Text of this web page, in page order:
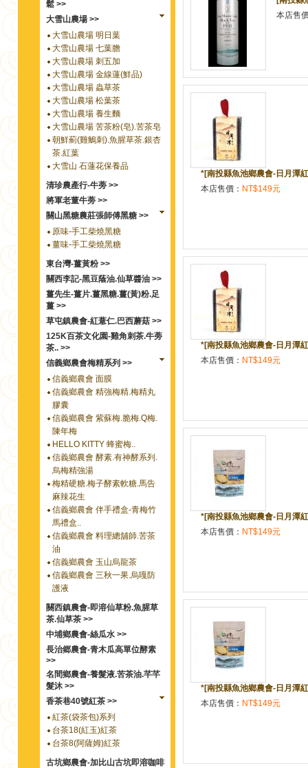
鬆 >>
大雪山農場 >>
大雪山農場 明日葉
大雪山農場 七葉膽
大雪山農場 刺五加
大雪山農場 金線蓮(鮮品)
大雪山農場 蟲草茶
大雪山農場 松葉茶
大雪山農場 養生麵
大雪山農場 苦茶粉(皂).苦茶皂
朝鮮薊(雞鵤刺).魚腥草茶.銀杏
茶.紅葉
大雪山 石蓮花保養品
清珍農產行-牛蒡 >>
將軍老董牛蒡 >>
關山黑糖農莊張師傅黑糖 >>
原味-手工柴燒黑糖
薑味-手工柴燒黑糖
東台灣-薑黃粉 >>
關西李記-黑豆蔭油.仙草醬油 >>
薑先生-薑片.薑黑糖.薑(黃)粉.足
薑 >>
草屯鎮農會-紅薏仁.巴西蘑菇 >>
125K百茶文化園-雞角刺茶.牛蒡
茶.. >>
信義鄉農會梅精系列 >>
信義鄉農會 面膜
信義鄉農會 精強梅精.梅精丸
膠囊
信義鄉農會 紫蘇梅.脆梅.Q梅.
陳年梅
HELLO KITTY 蜂蜜梅..
信義鄉農會 酵素.有神酵系列.
烏梅精強湯
梅精硬糖.梅子酵素軟糖.馬告
麻辣花生
信義鄉農會 伴手禮盒-青梅竹
馬禮盒..
信義鄉農會 料理總舖師.苦茶
油
信義鄉農會 玉山烏龍茶
信義鄉農會 三秋一果.烏嘎防
護液
關西鎮農會-即溶仙草粉.魚腥草
茶.仙草茶 >>
中埔鄉農會-絲瓜水 >>
長治郷農會-青木瓜高單位酵素
>>
名間鄉農會-養髮液.苦茶油.芊芊
髮沐 >>
香茶巷40號紅茶 >>
紅茶(袋茶包)系列
台茶18(紅玉)紅茶
台茶8(阿薩姆)紅茶
古坑鄉農會-加比山古坑即溶咖啡
本店售
*[南投縣魚池鄉農會-日月潭
本店售價： NT$149元
*[南投縣魚池鄉農會-日月潭
本店售價： NT$149元
*[南投縣魚池鄉農會-日月潭
本店售價： NT$149元
*[南投縣魚池鄉農會-日月潭
本店售價： NT$149元